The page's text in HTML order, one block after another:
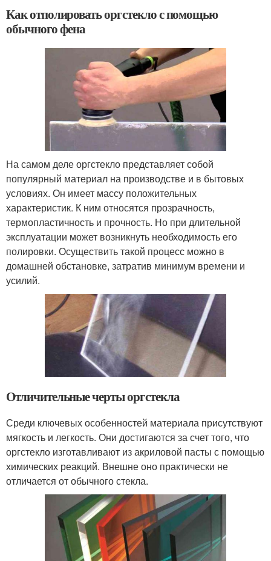
Как отполировать оргстекло с помощью
обычного фена
На самом деле оргстекло представляет собой
популярный материал на производстве и в бытовых
условиях. Он имеет массу положительных
характеристик. К ним относятся прозрачность,
термопластичность и прочность. Но при длительной
эксплуатации может возникнуть необходимость его
полировки. Осуществить такой процесс можно в
домашней обстановке, затратив минимум времени и
усилий.
Отличительные черты оргстекла
Среди ключевых особенностей материала присутствуют
мягкость и легкость. Они достигаются за счет того, что
оргстекло изготавливают из акриловой пасты с помощью
химических реакций. Внешне оно практически не
отличается от обычного стекла.